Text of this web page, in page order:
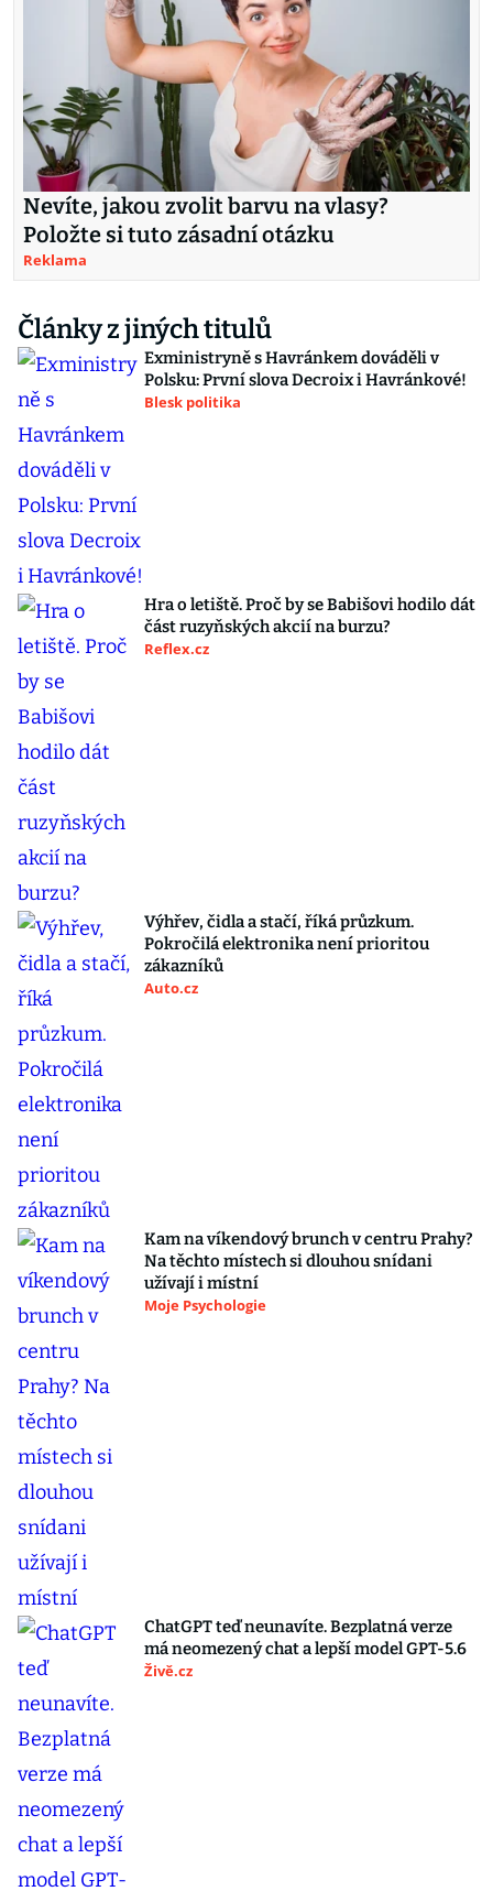
Nevíte, jakou zvolit barvu na vlasy?
Položte si tuto zásadní otázku
Reklama
Články z jiných titulů
Exministryně s Havránkem dováděli v
Polsku: První slova Decroix i Havránkové!
Blesk politika
Hra o letiště. Proč by se Babišovi hodilo dát
část ruzyňských akcií na burzu?
Reflex.cz
Výhřev, čidla a stačí, říká průzkum.
Pokročilá elektronika není prioritou
zákazníků
Auto.cz
Kam na víkendový brunch v centru Prahy?
Na těchto místech si dlouhou snídani
užívají i místní
Moje Psychologie
ChatGPT teď neunavíte. Bezplatná verze
má neomezený chat a lepší model GPT-5.6
Živě.cz